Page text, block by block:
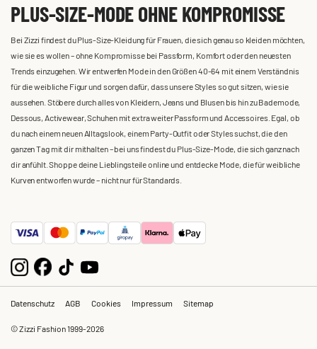
PLUS-SIZE-MODE OHNE KOMPROMISSE
Bei Zizzi findest du Plus-Size-Kleidung für Frauen, die sich genau so kleiden möchten,
wie sie es wollen – ohne Kompromisse bei Passform, Komfort oder den neuesten
Trends einzugehen. Wir entwerfen Mode in den Größen 40-64 mit einem Verständnis
für die weibliche Figur und sorgen dafür, dass unsere Styles so gut sitzen, wie sie
aussehen. Stöbere durch alles von Kleidern, Jeans und Blusen bis hin zu Bademode,
Dessous, Activewear, Schuhen mit extra weiter Passform und Accessoires. Egal, ob
du nach einem neuen Alltagslook, einem Party-Outfit oder Styles suchst, die den
ganzen Tag mit dir mithalten – bei uns findest du Plus-Size-Mode, die sich ganz nach
dir anfühlt. Shoppe deine Lieblingsteile online und entdecke Mode, die für weibliche
Kurven entworfen wurde – nicht nur für Standards.
Datenschutz AGB Cookies Impressum Sitemap
© Zizzi Fashion 1999-2026